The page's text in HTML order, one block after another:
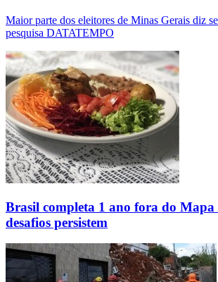
Maior parte dos eleitores de Minas Gerais diz
pesquisa DATATEMPO
Brasil completa 1 ano fora do Mapa
desafios persistem